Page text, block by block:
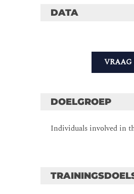
DATA
DOELGROEP
Individuals involved in